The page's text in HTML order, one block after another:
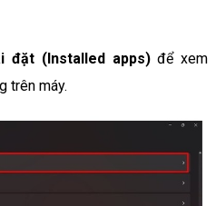
đặt (Installed apps)để xem
trên máy.